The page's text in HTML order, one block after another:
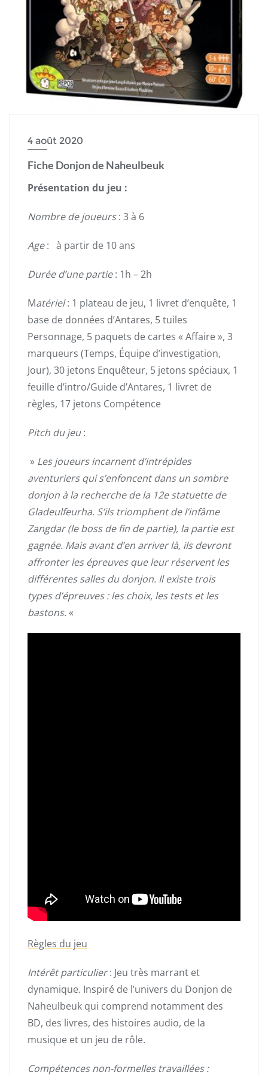
4 août 2020
Fiche Donjon de Naheulbeuk
Présentation du jeu :
Nombre de joueurs: 3 à 6
Age: à partir de 10 ans
Durée d’une partie: 1h – 2h
Matériel: 1 plateau de jeu, 1 livret d’enquête, 1
base de données d’Antares, 5 tuiles
Personnage, 5 paquets de cartes « Affaire », 3
marqueurs (Temps, Équipe d’investigation,
Jour), 30 jetons Enquêteur, 5 jetons spéciaux, 1
feuille d’intro/Guide d’Antares, 1 livret de
règles, 17 jetons Compétence
Pitch du jeu:
» Les joueurs incarnent d’intrépides
aventuriers qui s’enfoncent dans un sombre
donjon à la recherche de la 12e statuette de
Gladeulfeurha. S’ils triomphent de l’infâme
Zangdar (le boss de fin de partie), la partie est
gagnée. Mais avant d’en arriver là, ils devront
affronter les épreuves que leur réservent les
différentes salles du donjon. Il existe trois
types d’épreuves : les choix, les tests et les
bastons. «
Règles du jeu
Intérêt particulier: Jeu très marrant et
dynamique. Inspiré de l’univers du Donjon de
Naheulbeuk qui comprend notamment des
BD, des livres, des histoires audio, de la
musique et un jeu de rôle.
Compétences non-formelles travaillées :